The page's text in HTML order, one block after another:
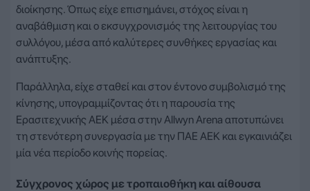
διοίκησης. Όπως είχε επισημάνει, στόχος είναι η
αναβάθμιση και ο εκσυγχρονισμός της λειτουργίας του
συλλόγου, μέσα από καλύτερες συνθήκες εργασίας και
ανάπτυξης.
Παράλληλα, είχε σταθεί και στον έντονο συμβολισμό της
κίνησης, υπογραμμίζοντας ότι η παρουσία της
Ερασιτεχνικής ΑΕΚ μέσα στην Allwyn Arena αποτυπώνει
τη στενότερη συνεργασία με την ΠΑΕ ΑΕΚ και εγκαινιάζει
μία νέα περίοδο κοινής πορείας.
Σύγχρονος χώρος με τροπαιοθήκη και αίθουσα